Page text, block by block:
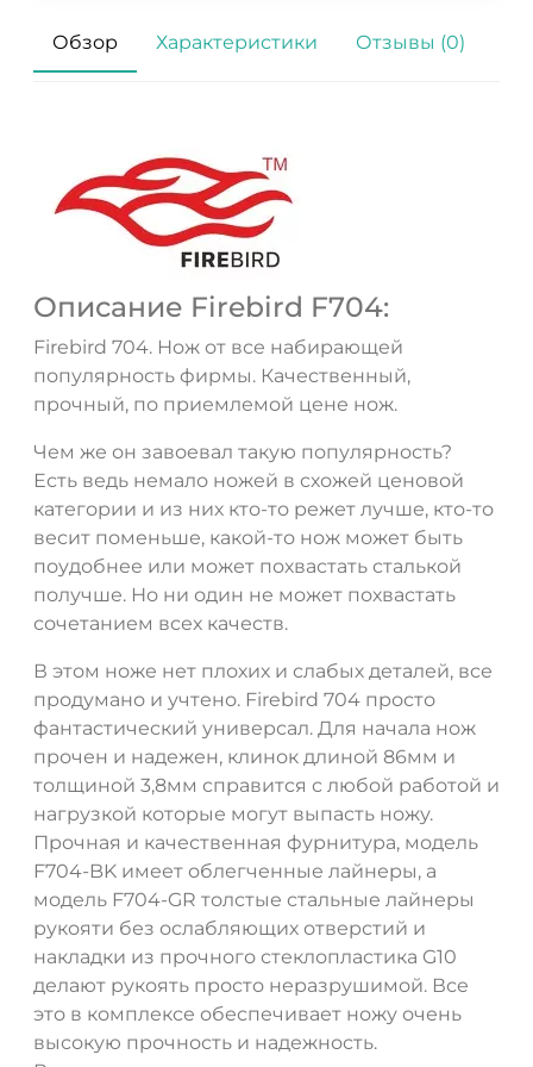
Обзор Характеристики Отзывы (0)
Описание Firebird F704:
Firebird 704. Нож от все набирающей
популярность фирмы. Качественный,
прочный, по приемлемой цене нож.
Чем же он завоевал такую популярность?
Есть ведь немало ножей в схожей ценовой
категории и из них кто-то режет лучше, кто-то
весит поменьше, какой-то нож может быть
поудобнее или может похвастать сталькой
получше. Но ни один не может похвастать
сочетанием всех качеств.
В этом ноже нет плохих и слабых деталей, все
продумано и учтено. Firebird 704 просто
фантастический универсал. Для начала нож
прочен и надежен, клинок длиной 86мм и
толщиной 3,8мм справится с любой работой и
нагрузкой которые могут выпасть ножу.
Прочная и качественная фурнитура, модель
F704-BK имеет облегченные лайнеры, а
модель F704-GR толстые стальные лайнеры
рукояти без ослабляющих отверстий и
накладки из прочного стеклопластика G10
делают рукоять просто неразрушимой. Все
это в комплексе обеспечивает ножу очень
высокую прочность и надежность.
ДА НЕТ